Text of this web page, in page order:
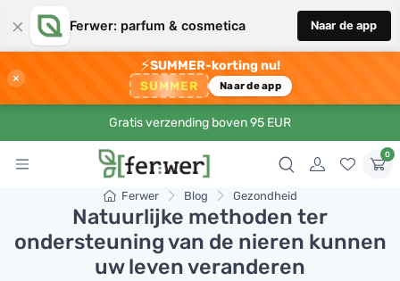
× Ferwer: parfum & cosmetica Naar de app
×
⚡SUMMER-korting nu!
SUMMER Naar de app
Gratis verzending boven 95 EUR
0
Ferwer Blog Gezondheid
Natuurlijke methoden ter
ondersteuning van de nieren kunnen
uw leven veranderen